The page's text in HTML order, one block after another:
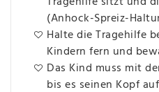
(Anhock-Spreiz-
Halte die Tragehilfe
Kindern fern und
Das Kind muss mit
bis es seinen Kopf